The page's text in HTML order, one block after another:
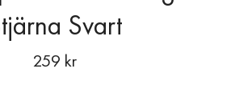
Svart
259 kr